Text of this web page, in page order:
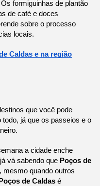
formiguinhas de plantão
de café e doces
sobre o processo
locais.
Caldas e na região
que você pode
todo, já que os passeios e o
a cidade enche
vá sabendo que Poços de
mesmo quando outros
Poços de Caldas é